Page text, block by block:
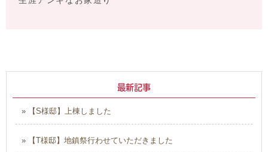
最新記事
» 【S様邸】上棟しました
» 【T様邸】地鎮祭行わせていただきました